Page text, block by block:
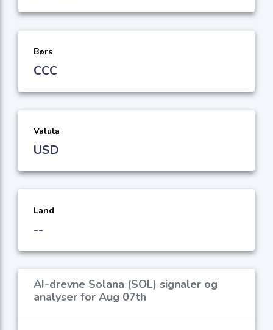
Børs
CCC
Valuta
USD
Land
--
AI-drevne Solana (SOL) signaler og
analyser for Aug 07th